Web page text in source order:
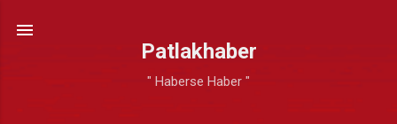
Patlakhaber
" Haberse Haber "